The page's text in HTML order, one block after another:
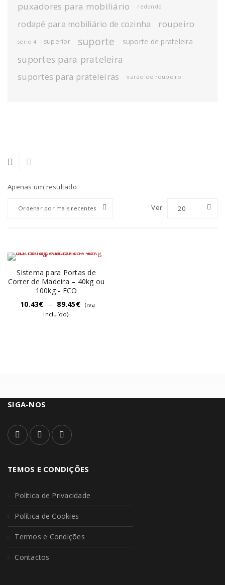
puxadores para mobiliário redondo
rodapé para mobiliário de cozinha roupeiro
serie 4 superior suporte suporte de prateleira
suportes para prateleira
suportes para prateleiras varão de roupeiro
Apenas um resultado
Ordenar por mais recentes Ver 20
Sistema para Portas de
Correr de Madeira – 40kg ou
100kg - ECO
10.43€ – 89.45€
(iva
incluído)
SIGA-NOS
TEMOS E CONDIÇÕES
Política de Privacidade
Política de Cookies
Termos e Condições
Contactos